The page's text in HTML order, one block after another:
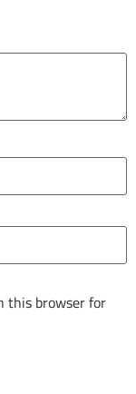
this browser for